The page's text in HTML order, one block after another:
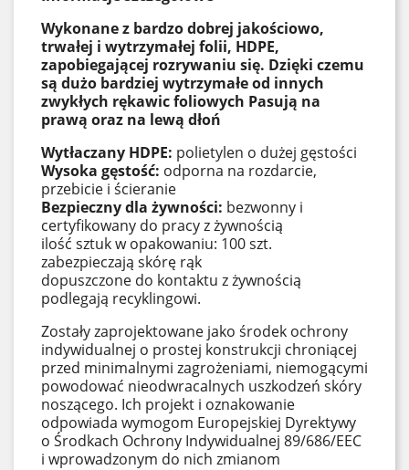
Wykonane z bardzo dobrej jakościowo,
trwałej i wytrzymałej folii, HDPE,
zapobiegającej rozrywaniu się. Dzięki czemu
są dużo bardziej wytrzymałe od innych
zwykłych rękawic foliowych Pasują na
prawą oraz na lewą dłoń
Wytłaczany HDPE: polietylen o dużej gęstości
Wysoka gęstość: odporna na rozdarcie,
przebicie i ścieranie
Bezpieczny dla żywności: bezwonny i
certyfikowany do pracy z żywnością
ilość sztuk w opakowaniu: 100 szt.
zabezpieczają skórę rąk
dopuszczone do kontaktu z żywnością
podlegają recyklingowi.
Zostały zaprojektowane jako środek ochrony
indywidualnej o prostej konstrukcji chroniącej
przed minimalnymi zagrożeniami, niemogącymi
powodować nieodwracalnych uszkodzeń skóry
noszącego. Ich projekt i oznakowanie
odpowiada wymogom Europejskiej Dyrektywy
o Środkach Ochrony Indywidualnej 89/686/EEC
i wprowadzonym do nich zmianom